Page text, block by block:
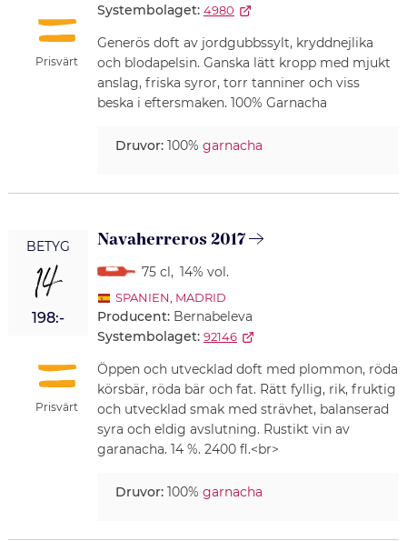
Prisvärt
Systembolaget: 4980
Generös doft av jordgubbssylt, kryddnejlika
och blodapelsin. Ganska lätt kropp med mjukt
anslag, friska syror, torr tanniner och viss
beska i eftersmaken. 100% Garnacha
Druvor:100% garnacha
BETYG
14
198:-
Prisvärt
Navaherreros 2017
75 cl, 14% vol.
SPANIEN MADRID
Producent: Bernabeleva
Systembolaget: 92146
Öppen och utvecklad doft med plommon, röda
körsbär, röda bär och fat. Rätt fyllig, rik, fruktig
och utvecklad smak med strävhet, balanserad
syra och eldig avslutning. Rustikt vin av
garanacha. 14 %. 2400 fl.<br>
Druvor:100% garnacha